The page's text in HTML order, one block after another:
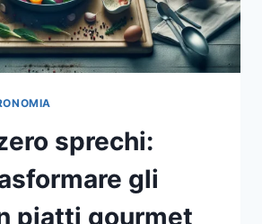
sprechi:
gli
piatti gourmet